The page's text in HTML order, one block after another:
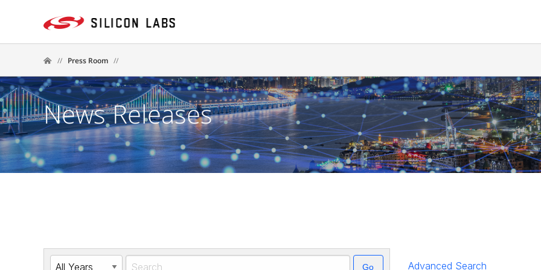
// Press Room //
News Releases
Year Go Advanced Search